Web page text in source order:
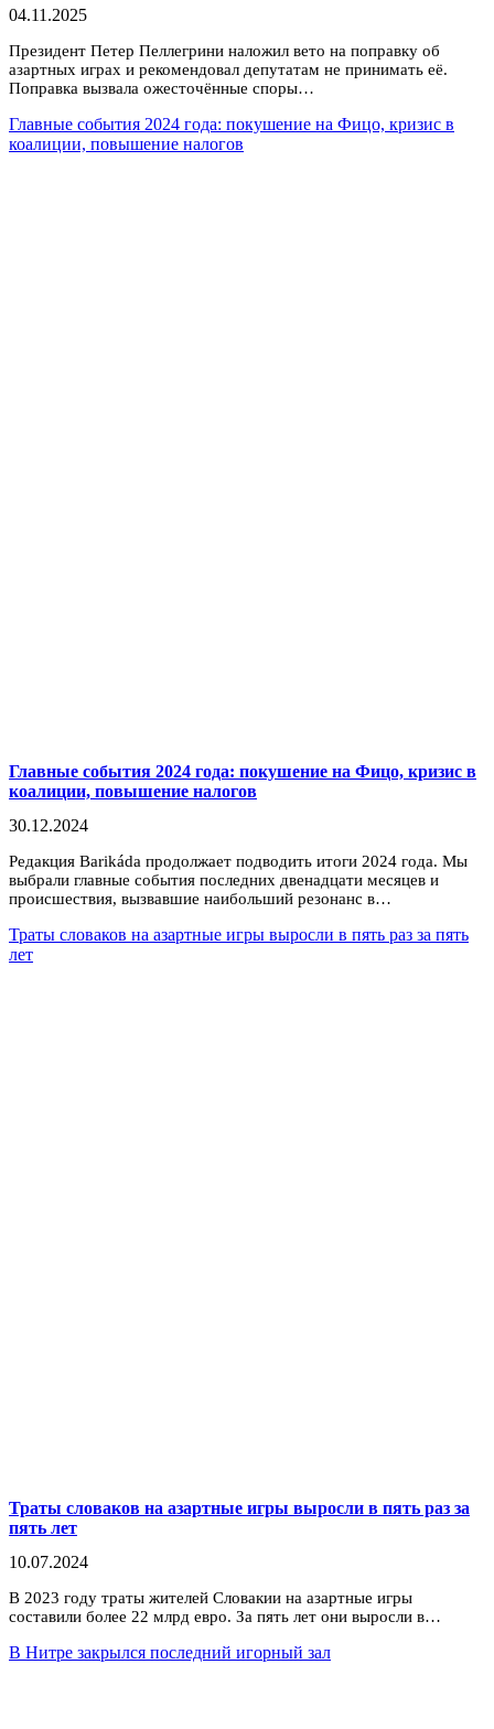
04.11.2025
Президент Петер Пеллегрини наложил вето на поправку об
азартных играх и рекомендовал депутатам не принимать её.
Поправка вызвала ожесточённые споры…
Главные события 2024 года: покушение на Фицо, кризис в
коалиции, повышение налогов
Главные события 2024 года: покушение на Фицо, кризис в
коалиции, повышение налогов
30.12.2024
Редакция Barikáda продолжает подводить итоги 2024 года. Мы
выбрали главные события последних двенадцати месяцев и
происшествия, вызвавшие наибольший резонанс в…
Траты словаков на азартные игры выросли в пять раз за пять
лет
Траты словаков на азартные игры выросли в пять раз за
пять лет
10.07.2024
В 2023 году траты жителей Словакии на азартные игры
составили более 22 млрд евро. За пять лет они выросли в…
В Нитре закрылся последний игорный зал